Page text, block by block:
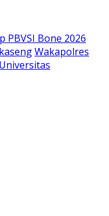
PBVSI Bone 2026
Wakapolres